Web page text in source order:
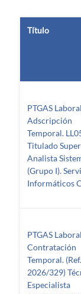
Título
PTGAS
Adscripción
Temporal.
Titulado
Analista
(Grupo I).
Informáticos
PTGAS
Contratación
Temporal. (Ref.
2026/329)
Especialista